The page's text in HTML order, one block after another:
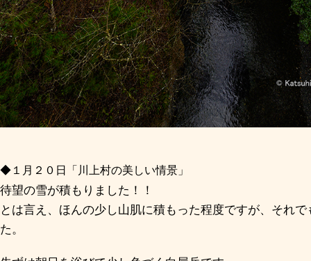
◆１月２０日「川上村の美しい情景」
待望の雪が積もりました！！
とは言え、ほんの少し山肌に積もった程度ですが、それ
た。